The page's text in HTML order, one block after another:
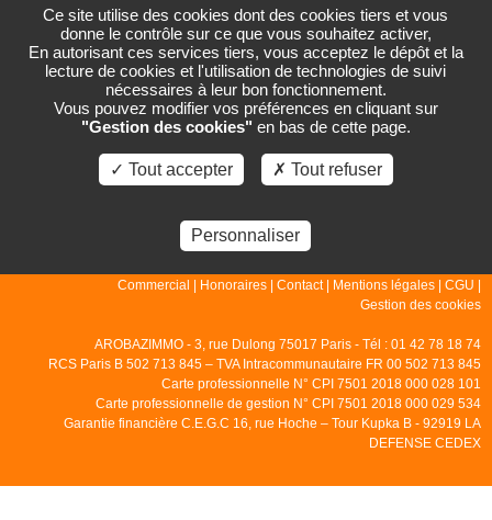
PAGE NON TROUVÉE
La page que vous demandez n'existe pas.
Commercial | Honoraires | Contact| Mentions légales | CGU |
Gestion des cookies
AROBAZIMMO - 3, rue Dulong 75017 Paris - Tél : 01 42 78 18 74
RCS Paris B 502 713 845 – TVA Intracommunautaire FR 00 502 713 845
Carte professionnelle N° CPI 7501 2018 000 028 101
Carte professionnelle de gestion N° CPI 7501 2018 000 029 534
Garantie financière C.E.G.C 16, rue Hoche – Tour Kupka B - 92919 LA
DEFENSE CEDEX
Ce site utilise des cookies dont des cookies tiers et vous
donne le contrôle sur ce que vous souhaitez activer,
En autorisant ces services tiers, vous acceptez le dépôt et la
lecture de cookies et l'utilisation de technologies de suivi
nécessaires à leur bon fonctionnement.
Vous pouvez modifier vos préférences en cliquant sur
"Gestion des cookies" en bas de cette page.
✓ Tout accepter ✗ Tout refuser
Personnaliser